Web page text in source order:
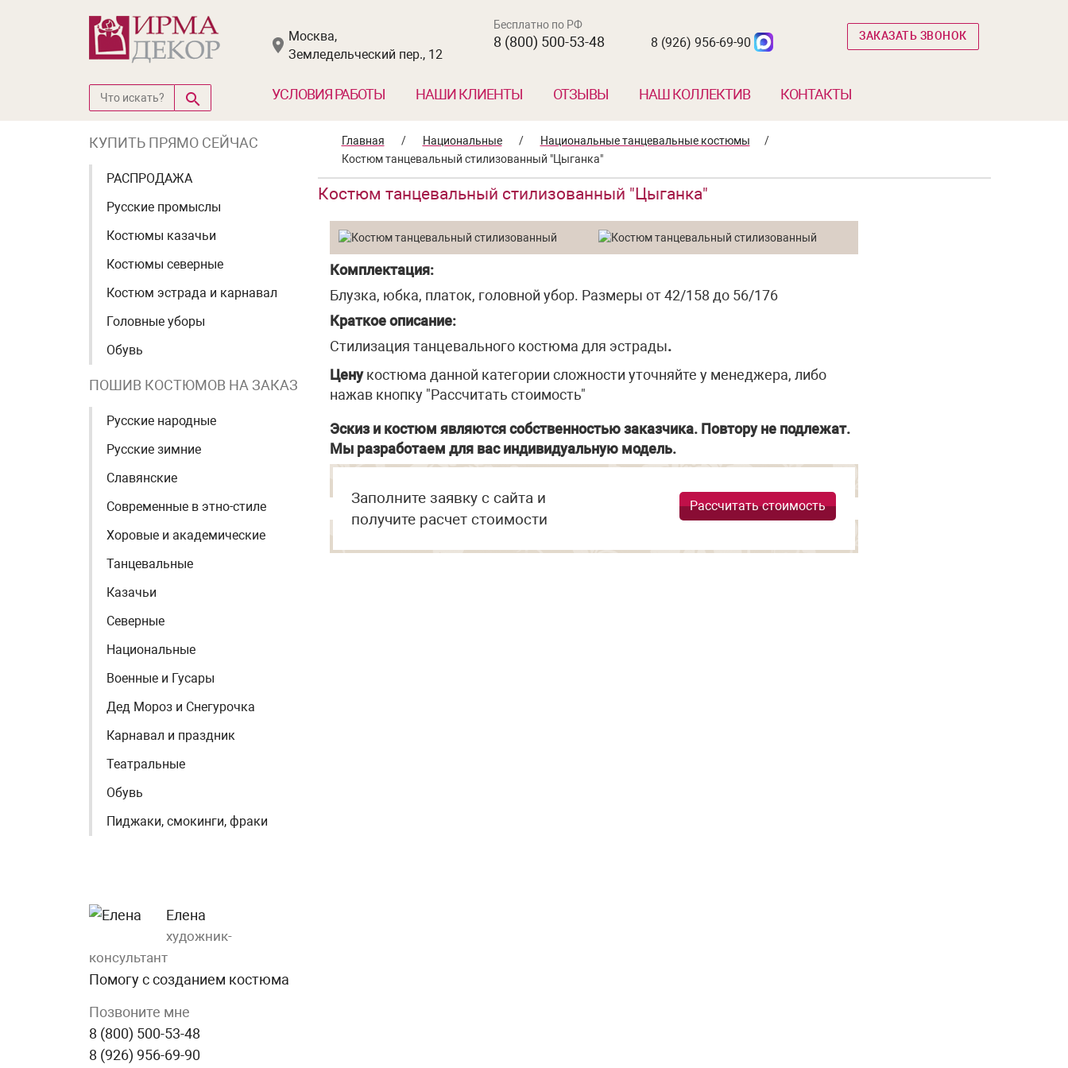
Москва,
Земледельческий пер., 12
Бесплатно по РФ
8 (800) 500-53-48 8 (926) 956-69-90 ЗАКАЗАТЬ ЗВОНОК
УСЛОВИЯ РАБОТЫ НАШИ КЛИЕНТЫ ОТЗЫВЫ НАШ КОЛЛЕКТИВ КОНТАКТЫ
КУПИТЬ ПРЯМО СЕЙЧАС
РАСПРОДАЖА
Русские промыслы
Костюмы казачьи
Костюмы северные
Костюм эстрада и карнавал
Головные уборы
Обувь
ПОШИВ КОСТЮМОВ НА ЗАКАЗ
Русские народные
Русские зимние
Славянские
Современные в этно-стиле
Хоровые и академические
Танцевальные
Казачьи
Северные
Национальные
Военные и Гусары
Дед Мороз и Снегурочка
Карнавал и праздник
Театральные
Обувь
Пиджаки, смокинги, фраки
Елена
художник-
консультант
Помогу с созданием костюма
Позвоните мне
8 (800) 500-53-48
8 (926) 956-69-90
Главная / Национальные / Национальные танцевальные костюмы
/
Костюм танцевальный стилизованный "Цыганка"
Костюм танцевальный стилизованный "Цыганка"
Комплектация:
Блузка, юбка, платок, головной убор. Размеры от 42/158 до 56/176
Краткое описание:
Стилизация танцевального костюма для эстрады.
Ценукостюма данной категории сложности уточняйте у менеджера, либо
нажав кнопку "Рассчитать стоимость"
Эскиз и костюм являются собственностью заказчика. Повтору не подлежат.
Мы разработаем для вас индивидуальную модель.
Заполните заявку с сайта и
получите расчет стоимости
Рассчитать стоимость